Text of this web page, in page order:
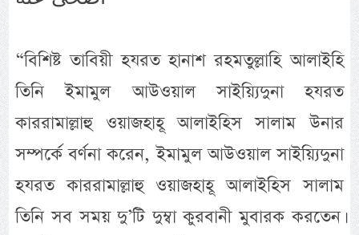
“বিশিষ্ট তাবিয়ী হযরত হানাশ রহমতুল্লাহি আলাইহি
তিনি ইমামুল আউওয়াল সাইয়্যিদুনা হযরত
কাররামাল্লাহু ওয়াজহাহূ আলাইহিস সালাম উনার
সম্পর্কে বর্ণনা করেন, ইমামুল আউওয়াল সাইয়্যিদুনা
হযরত কাররামাল্লাহু ওয়াজহাহূ আলাইহিস সালাম
তিনি সব সময় দু’টি দুম্বা কুরবানী মুবারক করতেন।